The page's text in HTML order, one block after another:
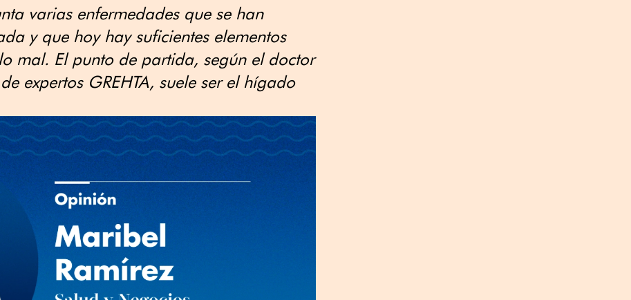
varias enfermedades que se han
y que hoy hay suficientes elementos
mal. El punto de partida, según el doctor
expertos GREHTA, suele ser el hígado